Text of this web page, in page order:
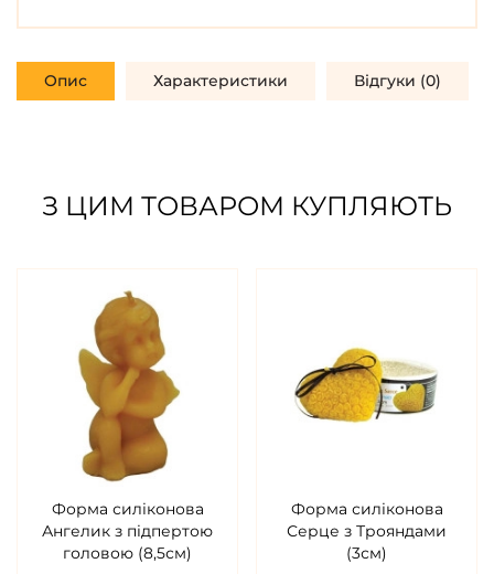
Опис Характеристики Відгуки (0)
З ЦИМ ТОВАРОМ КУПЛЯЮТЬ
Форма силіконова
Ангелик з підпертою
головою (8,5см)
Форма силіконова
Серце з Трояндами
(3см)